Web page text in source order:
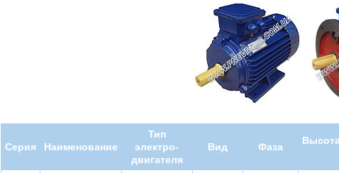
Серия Наименование
Тип
электро-
двигателя
Вид Фаза